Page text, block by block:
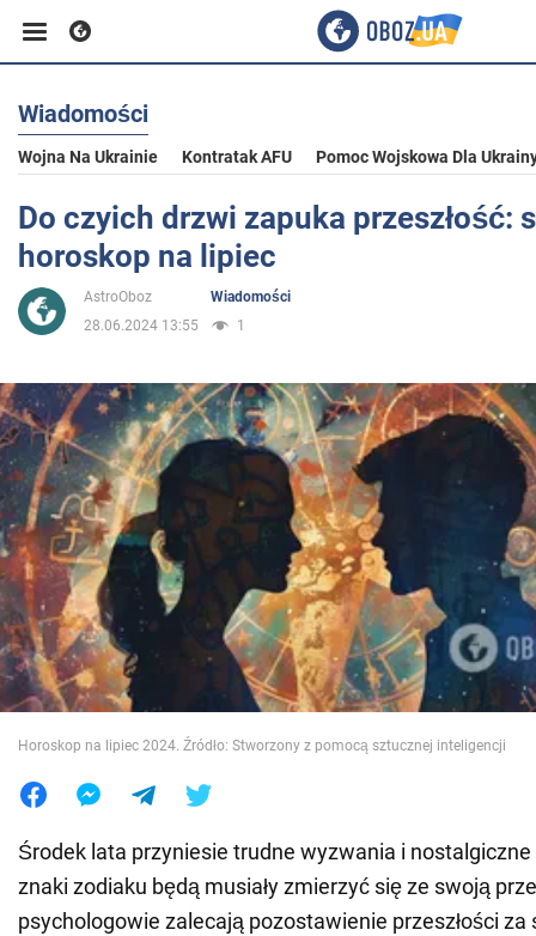
Biznes
Sport
Rozrywka
Polityka
Społeczeństwo
Wojna na Ukrainie
Świat
Jedzenie
Wiadomości
Wojna Na Ukrainie Kontratak AFU Pomoc Wojskowa Dla
Do czyich drzwi zapuka przeszłość:
horoskop na lipiec
AstroOboz
Wiadomości
28.06.2024 13:55
1
Horoskop na lipiec 2024. Źródło: Stworzony z pomocą sztucznej inteligencji
Środek lata przyniesie trudne wyzwania i
znaki zodiaku będą musiały zmierzyć się ze swoją
psychologowie zalecają pozostawienie przeszłości za